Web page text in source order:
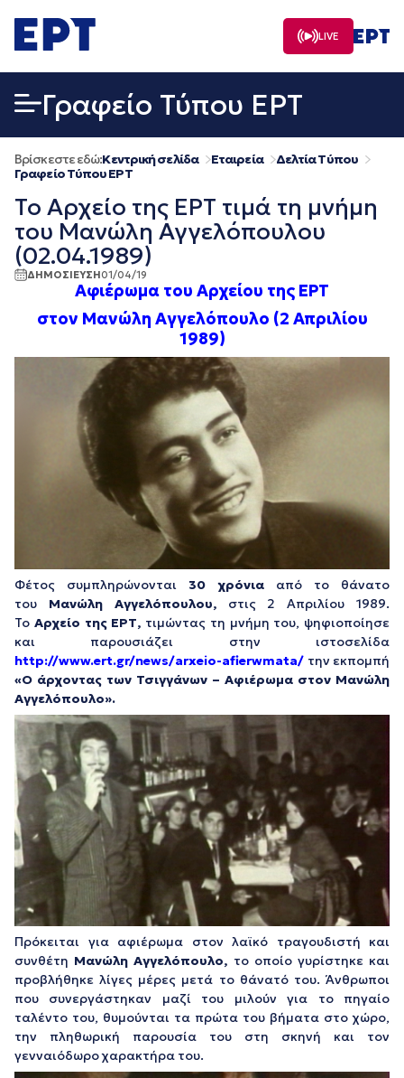
σε
περιεχόμενο
LIVE
Γραφείο Τύπου ΕΡΤ
Βρίσκεστε εδώ:Κεντρική σελίδα Εταιρεία
Δελτία Τύπου
Γραφείο Τύπου ΕΡΤ
Το Αρχείο της ΕΡΤ τιμά τη μνήμη
του Μανώλη Αγγελόπουλου
(02.04.1989)
ΔΗΜΟΣΙΕΥΣΗ01/04/19
Αφιέρωμα του Αρχείου της ΕΡΤ
στον Μανώλη Αγγελόπουλο (2 Απριλίου
1989)
Φέτος συμπληρώνονται 30 χρόνιααπό το θάνατο
του Μανώλη Αγγελόπουλου,στις 2 Απριλίου 1989.
Το Αρχείο της ΕΡΤ, τιμώντας τη μνήμη του, ψηφιοποίησε
και παρουσιάζει στην ιστοσελίδα
http://www.ert.gr/news/arxeio-afierwmata/ την εκπομπή
«Ο άρχοντας των Τσιγγάνων – Αφιέρωμα στον Μανώλη
Αγγελόπουλο».
Πρόκειται για αφιέρωμα στον λαϊκό τραγουδιστή και
συνθέτη Μανώλη Αγγελόπουλο, το οποίο γυρίστηκε και
προβλήθηκε λίγες μέρες μετά το θάνατό του. Άνθρωποι
που συνεργάστηκαν μαζί του μιλούν για το πηγαίο
ταλέντο του, θυμούνται τα πρώτα του βήματα στο χώρο,
την πληθωρική παρουσία του στη σκηνή και τον
γενναιόδωρο χαρακτήρα του.